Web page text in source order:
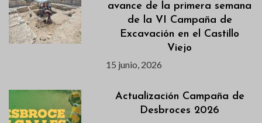
avance de la primera semana
de la VI Campaña de
Excavación en el Castillo
Viejo
15 junio, 2026
Actualización Campaña de
Desbroces 2026